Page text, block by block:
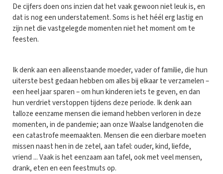
De cijfers doen ons inzien dat het vaak gewoon niet leuk is, en
dat is nog een understatement. Soms is het héél erg lastig en
zijn net die vastgelegde momenten niet het moment om te
feesten.
Ik denk aan een alleenstaande moeder, vader of familie, die hun
uiterste best gedaan hebben om alles bij elkaar te verzamelen –
een heel jaar sparen – om hun kinderen iets te geven, en dan
hun verdriet verstoppen tijdens deze periode. Ik denk aan
talloze eenzame mensen die iemand hebben verloren in deze
momenten, in de pandemie; aan onze Waalse landgenoten die
een catastrofe meemaakten. Mensen die een dierbare moeten
missen naast hen in de zetel, aan tafel: ouder, kind, liefde,
vriend ... Vaak is het eenzaam aan tafel, ook met veel mensen,
drank, eten en een feestmuts op.